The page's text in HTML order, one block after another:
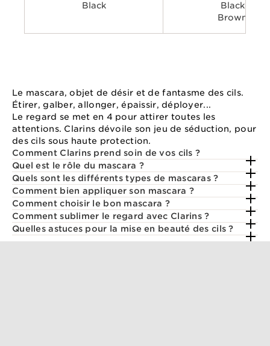
Black
Black
Brown
Le mascara, objet de désir et de fantasme des cils.
Étirer, galber, allonger, épaissir, déployer...
Le regard se met en 4 pour attirer toutes les
attentions. Clarins dévoile son jeu de séduction, pour
des cils sous haute protection.
Comment Clarins prend soin de vos cils ?
Quel est le rôle du mascara ?
Quels sont les différents types de mascaras ?
Comment bien appliquer son mascara ?
Comment choisir le bon mascara ?
Comment sublimer le regard avec Clarins ?
Quelles astuces pour la mise en beauté des cils ?